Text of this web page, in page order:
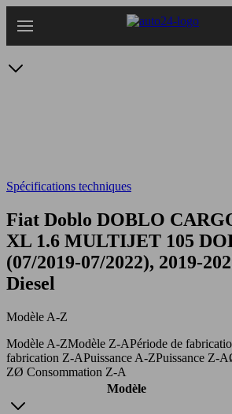
au
Spécifications techniques
Fiat Doblo DOBLO
XL 1.6 MULTIJET 105
(07/2019-07/2022), 2019-
Diesel
Modèle A-Z
Modèle A-ZModèle Z-APériode de
fabrication Z-APuissance A-ZPuissance Z-A
ZØ Consommation Z-A
Modèle